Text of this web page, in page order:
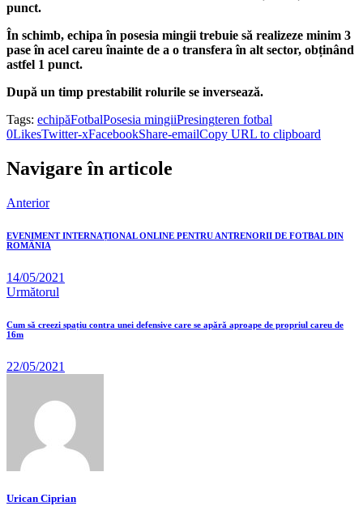
punct.
În schimb, echipa în posesia mingii trebuie să realizeze minim 3
pase în acel careu înainte de a o transfera în alt sector, obținând
astfel 1 punct.
După un timp prestabilit rolurile se inversează.
Tags: echipăFotbalPosesia mingiiPresingteren fotbal
0LikesTwitter-xFacebookShare-emailCopy URL to clipboard
Navigare în articole
Anterior
EVENIMENT INTERNAȚIONAL ONLINE PENTRU ANTRENORII DE FOTBAL DIN
ROMÂNIA
14/05/2021
Următorul
Cum să creezi spațiu contra unei defensive care se apără aproape de propriul careu de
16m
22/05/2021
Urican Ciprian